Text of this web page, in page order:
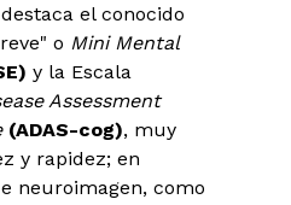
el conocido
o Mini Mental
y la Escala
Assessment
(ADAS-cog), muy
y rapidez; en
neuroimagen, como